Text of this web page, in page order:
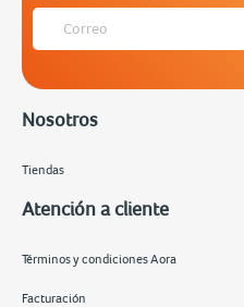
Nosotros
Tiendas
Atención a cliente
Términos y condiciones Aora
Facturación